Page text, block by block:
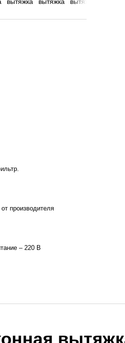
производителя
– 220 В